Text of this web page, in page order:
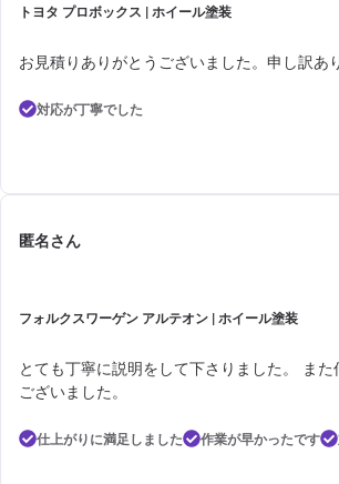
トヨタ プロボックス | ホイール塗装
お見積りありがとうございました。申し訳あ
対応が丁寧でした
匿名さん
フォルクスワーゲン アルテオン | ホイール塗装
とても丁寧に説明をして下さりました。 ま
ございました。
仕上がりに満足しました 作業が早かったです